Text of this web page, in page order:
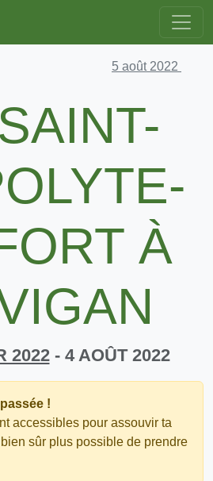
5 août 2022
À
2022- 4 AOÛT 2022
!
accessibles pour assouvir ta
sûr plus possible de prendre